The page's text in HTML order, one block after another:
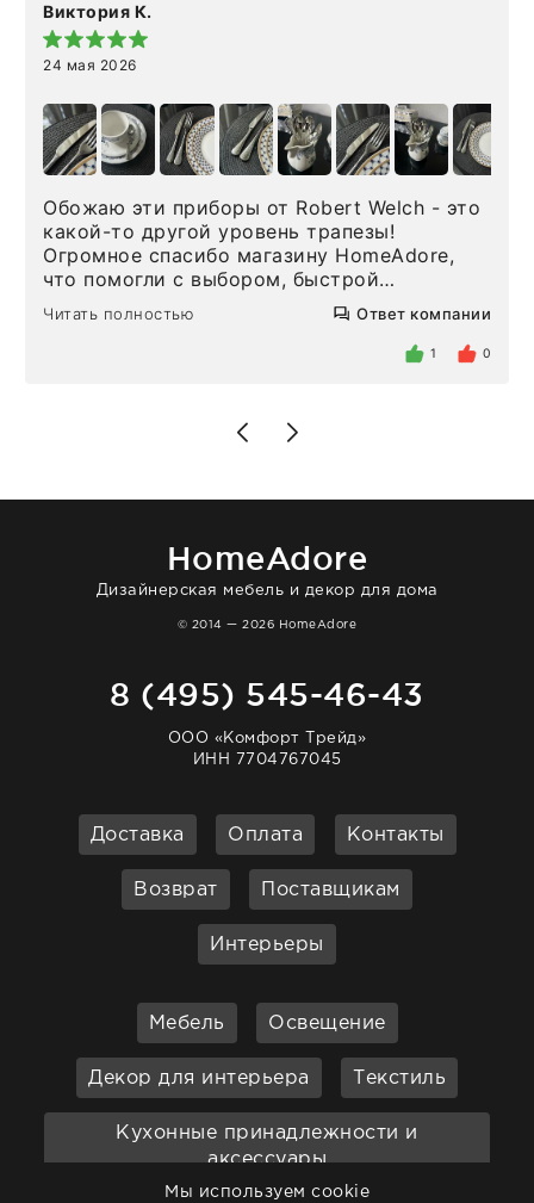
Виктория К.
24 мая 2026
Обожаю эти приборы от Robert Welch - это
какой-то другой уровень трапезы!
Огромное спасибо магазину HomeAdore,
что помогли с выбором, быстрой
доставкой и высоким сервисом. Один раз
была здесь лично, забирала чайные ложки,
внутри очень много антикварной посуды,
Позже заказывала остальные приборы -
доставили сдэком на следующий день к
отвечает очень быстро. Взаимодействием
Читать полностью Ответ компании
1 0
HomeAdore
Дизайнерская мебель и декор для дома
© 2014 — 2026 HomeAdore
8 (495) 545-46-43
ООО «Комфорт Трейд»
ИНН 7704767045
Доставка Оплата Контакты
Возврат Поставщикам
Интерьеры
Мебель Освещение
Декор для интерьера Текстиль
Кухонные принадлежности и
аксессуары
Мы используем cookie